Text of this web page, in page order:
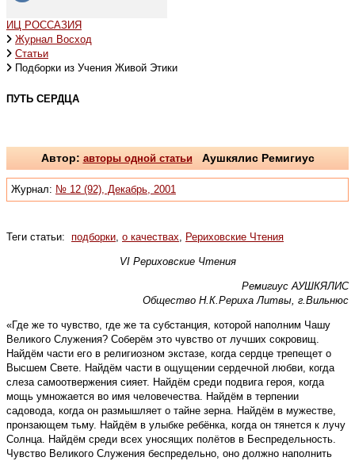
ИЦ РОССАЗИЯ
Журнал Восход
Статьи
Подборки из Учения Живой Этики
ПУТЬ СЕРДЦА
Автор: авторы одной статьиАушкялис Ремигиус
Журнал: № 12 (92), Декабрь, 2001
Теги статьи: подборки, о качествах, Рериховские Чтения
VI Рериховские Чтения
Ремигиус АУШКЯЛИС
Общество Н.К.Рериха Литвы, г.Вильнюс
«Где же то чувство, где же та субстанция, которой наполним Чашу
Великого Служения? Соберём это чувство от лучших сокровищ.
Найдём части его в религиозном экстазе, когда сердце трепещет о
Высшем Свете. Найдём части в ощущении сердечной любви, когда
слеза самоотвержения сияет. Найдём среди подвига героя, когда
мощь умножается во имя человечества. Найдём в терпении
садовода, когда он размышляет о тайне зерна. Найдём в мужестве,
пронзающем тьму. Найдём в улыбке ребёнка, когда он тянется к лучу
Солнца. Найдём среди всех уносящих полётов в Беспредельность.
Чувство Великого Служения беспредельно, оно должно наполнить